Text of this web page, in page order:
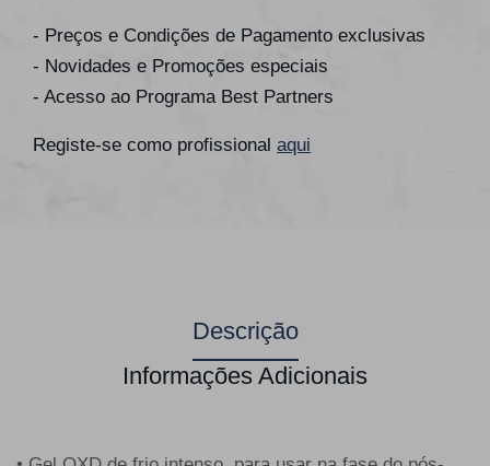
- Preços e Condições de Pagamento exclusivas
- Novidades e Promoções especiais
- Acesso ao Programa Best Partners
Registe-se como profissional aqui
Descrição
Informações Adicionais